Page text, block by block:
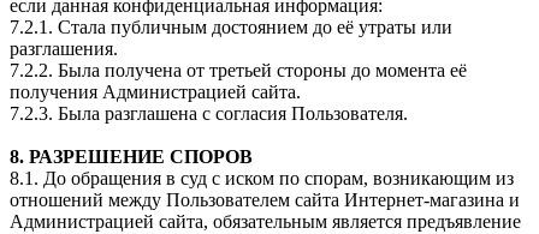
если данная конфиденциальная информация:
7.2.1. Стала публичным достоянием до её утраты или
разглашения.
7.2.2. Была получена от третьей стороны до момента её
получения Администрацией сайта.
7.2.3. Была разглашена с согласия Пользователя.
8. РАЗРЕШЕНИЕ СПОРОВ
8.1. До обращения в суд с иском по спорам, возникающим из
отношений между Пользователем сайта Интернет-магазина и
Администрацией сайта, обязательным является предъявление